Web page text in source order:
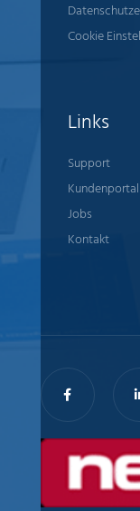
Cookie
Links
Support
Kundenportal
Jobs
Kontakt